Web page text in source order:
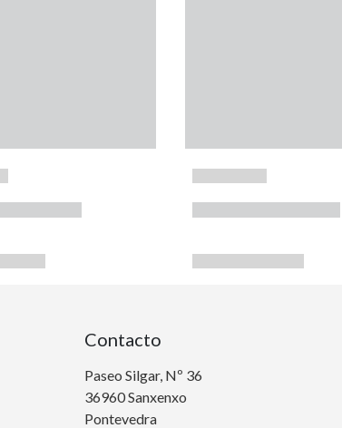
Contacto
Paseo Silgar, Nº 36
36960 Sanxenxo
Pontevedra